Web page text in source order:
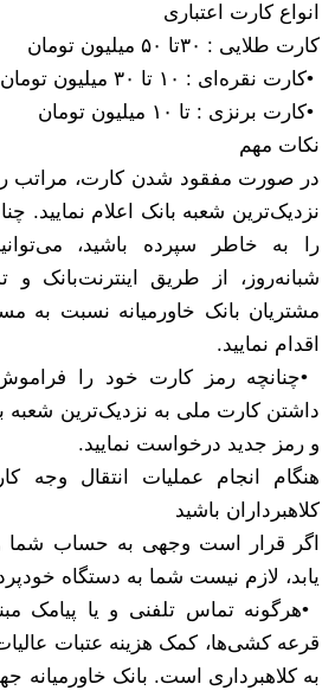
انواع کارت اعتباری
کارت طلایی : ۳۰تا ۵۰ میلیون تومان
•کارت نقره‌ای : ۱۰ تا ۳۰ میلیون تومان
•کارت برنزی : تا ۱۰ میلیون تومان
نکات مهم
در صورت مفقود شدن کارت، مراتب
نزدیک‌ترین شعبه بانک اعلام نمایید.
را به خاطر سپرده باشید،
شبانه‌روز، از طریق اینترنت‌بانک و
مشتریان بانک خاورمیانه نسبت به
اقدام نمایید.
•چنانچه رمز کارت خود را
داشتن کارت ملی به نزدیک‌ترین شعبه
و رمز جدید درخواست نمایید.
هنگام انجام عملیات انتقال وجه
کلاهبرداران باشید
اگر قرار است وجهی به حساب شما
یابد، لازم نیست شما به دستگاه
•هرگونه تماس تلفنی و یا پیامک
قرعه کشی‌ها، کمک هزینه عتبات
به کلاهبرداری است. بانک خاورمیانه